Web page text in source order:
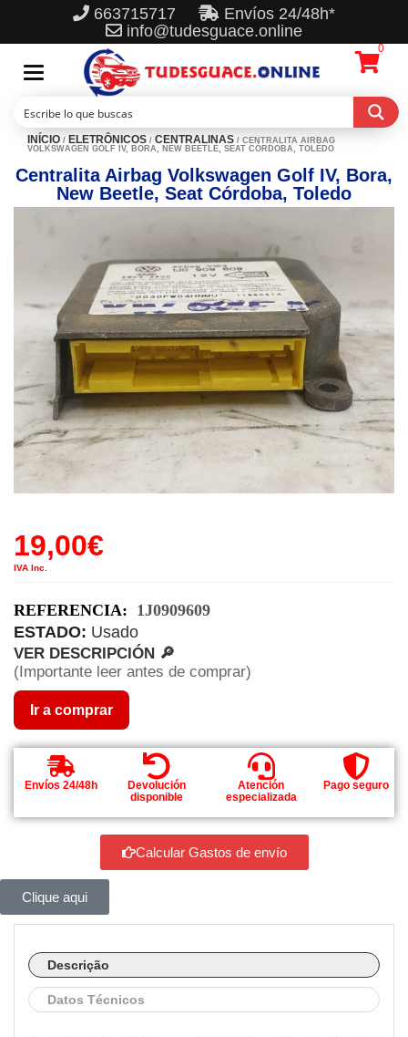
663715717
Envíos 24/48h*
info@tudesguace.online
Toggle
navigation
0
INÍCIO / ELETRÔNICOS / CENTRALINAS / CENTRALITA AIRBAG
VOLKSWAGEN GOLF IV, BORA, NEW BEETLE, SEAT CÓRDOBA, TOLEDO
Centralita Airbag Volkswagen Golf IV, Bora,
New Beetle, Seat Córdoba, Toledo
19,00€
IVA Inc.
REFERENCIA: 1J0909609
ESTADO: Usado
VER DESCRIPCIÓN 🔎
(Importante leer antes de comprar)
Ir a comprar
Envíos 24/48h
Devolución
disponible
Atención
especializada
Pago seguro
Calcular Gastos de envío
Clique aqui
Descrição
Datos Técnicos